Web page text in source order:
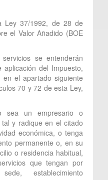
Ley 37/1992, de 28 de
el Valor Añadido (BOE
se entenderán
del Impuesto,
el apartado siguiente
70 y 72 de esta Ley,
sea un empresario o
y radique en el citado
económica, o tenga
permanente o, en su
o residencia habitual,
que tengan por
establecimiento